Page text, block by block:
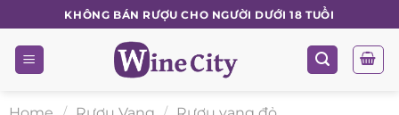
to
content
KHÔNG BÁN RƯỢU CHO NGƯỜI DƯỚI 18 TUỔI